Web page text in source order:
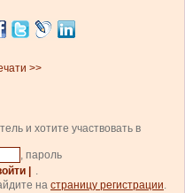
>>
и хотите участвовать в
, пароль
|
.
на страницу регистрации.